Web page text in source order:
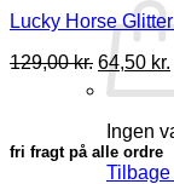
Ingen
Lucky Horse
129,00kr. Den
var:
129,00 kr..
64,50 kr.
fri fragt på alle ordre